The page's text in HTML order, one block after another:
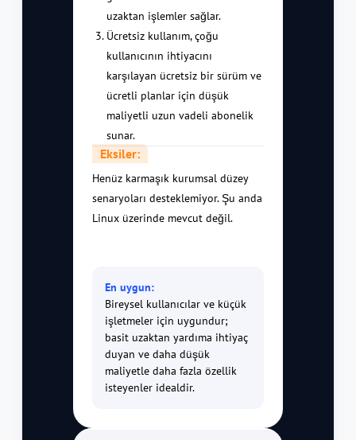
uzaktan işlemler sağlar.
Ücretsiz kullanım, çoğu
kullanıcının ihtiyacını
karşılayan ücretsiz bir sürüm ve
ücretli planlar için düşük
maliyetli uzun vadeli abonelik
sunar.
Eksiler:
Henüz karmaşık kurumsal düzey
senaryoları desteklemiyor. Şu anda
Linux üzerinde mevcut değil.
En uygun:
Bireysel kullanıcılar ve küçük
işletmeler için uygundur;
basit uzaktan yardıma ihtiyaç
duyan ve daha düşük
maliyetle daha fazla özellik
isteyenler idealdir.